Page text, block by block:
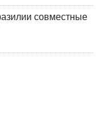
совместные